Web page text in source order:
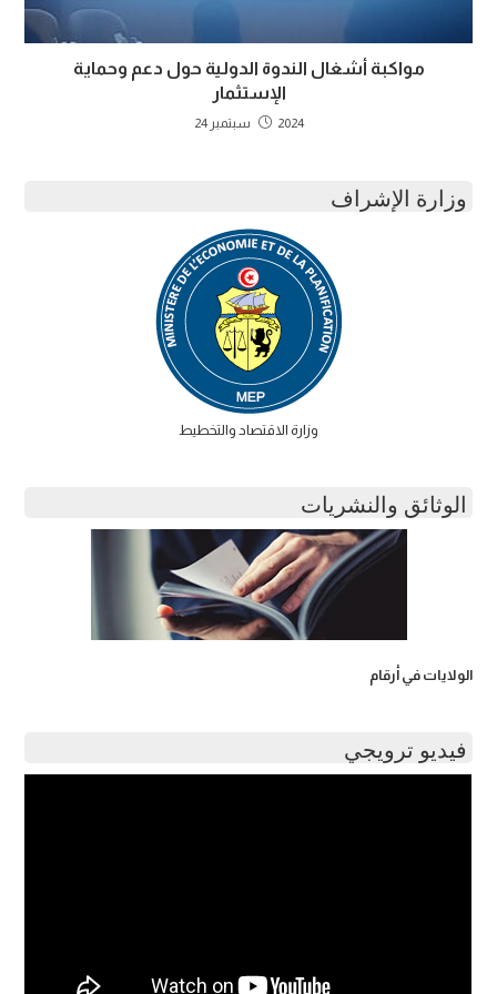
مواكبة أشغال الندوة الدولية حول دعم وحماية
الإستثمار
2024 سبتمبر 24
وزارة الإشراف
وزارة الاقتصاد والتخطيط
الوثائق والنشريات
الولايات في أرقام
فيديو ترويجي